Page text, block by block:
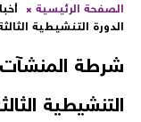
الرئيسية أخبار
التنشيطية
المنشآت